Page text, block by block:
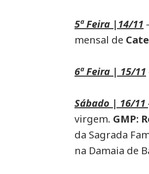
5ª Feira |14/11
mensal de
6ª Feira | 15/11
Sábado | 16/11
virgem. GMP:
da Sagrada
na Damaia de